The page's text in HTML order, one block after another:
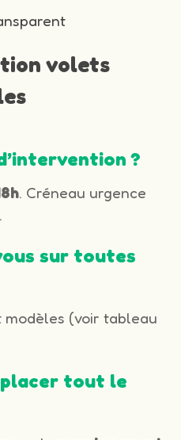
volets
?
. Créneau urgence
sur toutes
modèles (voir tableau
tout le